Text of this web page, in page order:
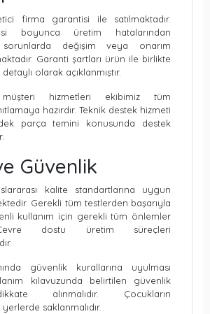
firma garantisi ile satılmaktadır.
boyunca üretim hatalarından
sorunlarda değişim veya onarım
Garanti şartları ürün ile birlikte
olarak açıklanmıştır.
müşteri hizmetleri ekibimiz tüm
hazırdır. Teknik destek hizmeti
parça temini konusunda destek
Güvenlik
kalite standartlarına uygun
Gerekli tüm testlerden başarıyla
kullanım için gerekli tüm önlemler
Çevre dostu üretim süreçleri
güvenlik kurallarına uyulması
kılavuzunda belirtilen güvenlik
alınmalıdır. Çocukların
saklanmalıdır.